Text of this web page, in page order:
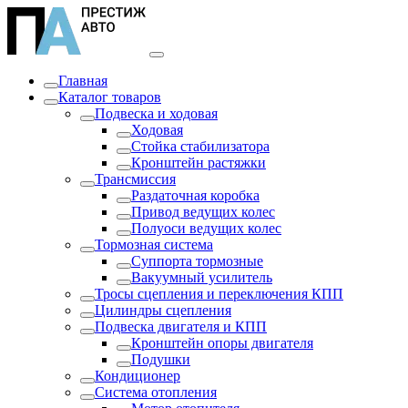
Главная
Каталог товаров
Подвеска и ходовая
Ходовая
Стойка стабилизатора
Кронштейн растяжки
Трансмиссия
Раздаточная коробка
Привод ведущих колес
Полуоси ведущих колес
Тормозная система
Суппорта тормозные
Вакуумный усилитель
Тросы сцепления и переключения КПП
Цилиндры сцепления
Подвеска двигателя и КПП
Кронштейн опоры двигателя
Подушки
Кондиционер
Система отопления